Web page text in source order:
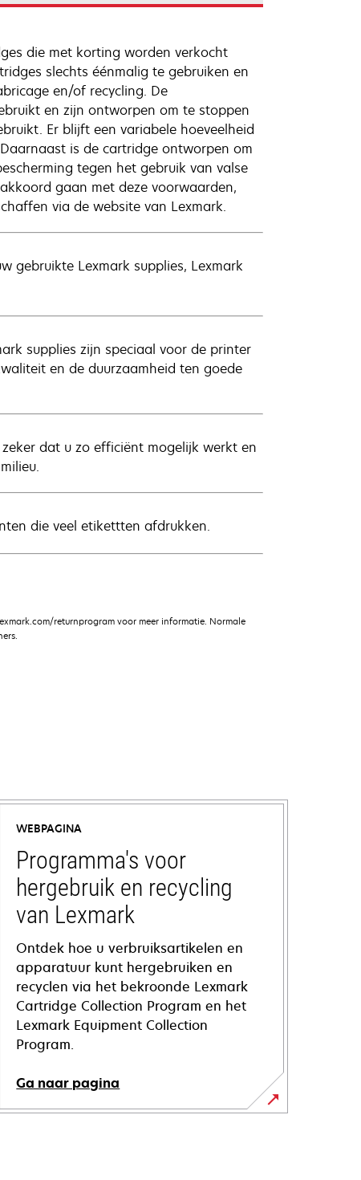
die met korting worden verkocht
slechts éénmalig te gebruiken en
en/of recycling. De
en zijn ontworpen om te stoppen
Er blijft een variabele hoeveelheid
is de cartridge ontworpen om
tegen het gebruik van valse
gaan met deze voorwaarden,
via de website van Lexmark.
gebruikte Lexmark supplies, Lexmark
supplies zijn speciaal voor de printer
en de duurzaamheid ten goede
dat u zo efficiënt mogelijk werkt en
die veel etikettten afdrukken.
returnprogram voor meer informatie. Normale
WEBPAGINA
Programma's voor
hergebruik en recycling
van Lexmark
Ontdek hoe u verbruiksartikelen en
apparatuur kunt hergebruiken en
recyclen via het bekroonde Lexmark
Cartridge Collection Program en het
Lexmark Equipment Collection
Program.
Ga naar pagina